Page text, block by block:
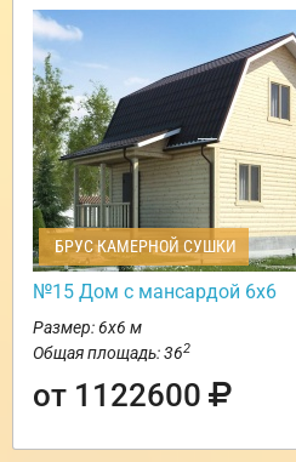
БРУС КАМЕРНОЙ СУШКИ
№15 Дом с мансардой 6х6
Размер: 6х6 м
Общая площадь: 362
от 1122600